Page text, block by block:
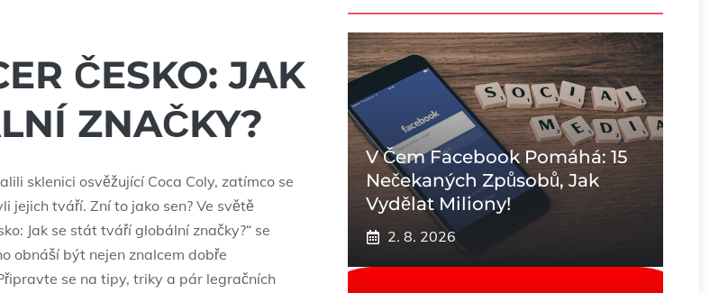
ČESKO: JAK
ZNAČKY?
sklenici osvěžující Coca Coly, zatímco se
jejich tváří. Zní to jako sen? Ve světě
Jak se stát tváří globální značky?“ se
obnáší být nejen znalcem dobře
se na tipy, triky a pár legračních
V Čem Facebook Pomáhá: 15
Nečekaných Způsobů, Jak
Vydělat Miliony!
2. 8. 2026